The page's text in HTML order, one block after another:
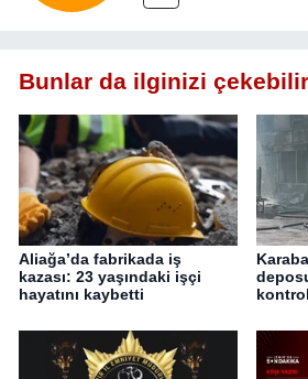
Bunlar da ilginizi çekebilir
Aliağa’da fabrikada iş
kazası: 23 yaşındaki işçi
hayatını kaybetti
kontrol